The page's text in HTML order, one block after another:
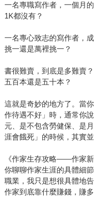
一名專職寫作者，一個月
1K都沒有？
一名專心致志的寫作者，
挑一還是萬裡挑一？
書很難賣，到底是多難賣
五百本還是五十本？
這就是奇妙的地方了。當
作待遇不好」時，通常你
元、是不包含勞健保、是
涯會餓死」的時候，其實
《作家生存攻略——作家
你聊聊作家生涯的具體細
職業，我只是想很具體地
作家到底靠什麼賺錢，賺